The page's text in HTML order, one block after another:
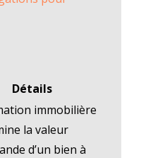
Détails
immobilière
la valeur
d’un bien à